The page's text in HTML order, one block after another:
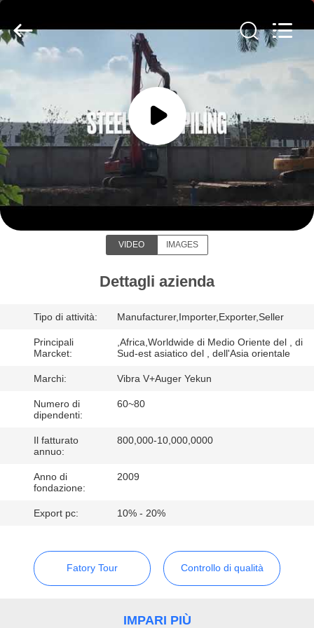
CASA
PRODOTTI
MANIFESTAZIONE
DI
VR
GIRO
DELLA
CONTROLLO
QUALITÀ
CASI
Ltd..
All
Shanghai Yekun Construction
Machinery Co., Ltd.
VIDEO IMAGES
Dettagli azienda
Tipo di attività: Manufacturer,Importer,Exporter,Seller
Principali
Marcket:
,Africa,Worldwide di Medio Oriente del , di
Sud-est asiatico del , dell'Asia orientale
Marchi: Vibra V+Auger Yekun
Numero di
dipendenti:
60~80
Il fatturato
annuo:
800,000-10,000,0000
Anno di
fondazione:
2009
Export pc: 10% - 20%
Fatory Tour Controllo di qualità
IMPARI PIÙ